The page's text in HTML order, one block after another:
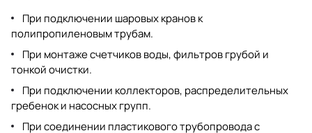
При подключении шаровых кранов к
полипропиленовым трубам.
При монтаже счетчиков воды, фильтров грубой и
тонкой очистки.
При подключении коллекторов, распределительных
гребенок и насосных групп.
При соединении пластикового трубопровода с